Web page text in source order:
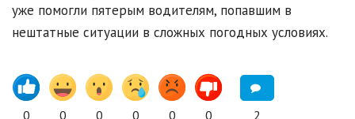
уже помогли пятерым водителям, попавшим в
нештатные ситуации в сложных погодных условиях.
0 0 0 0 0 0 2